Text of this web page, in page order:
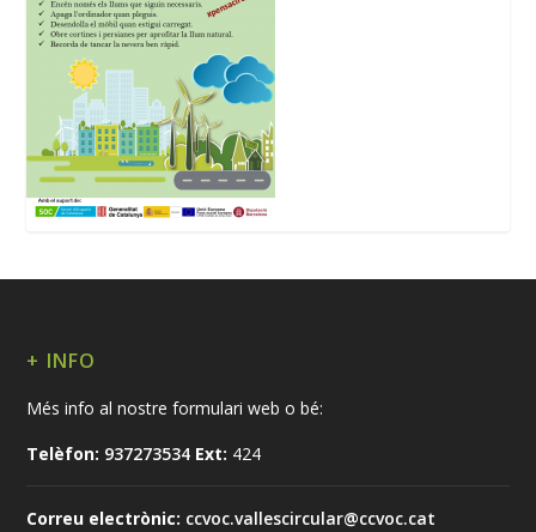
+ INFO
Més info al nostre formulari web o bé:
Telèfon: 937273534 Ext: 424
Correu electrònic: ccvoc.vallescircular@ccvoc.cat